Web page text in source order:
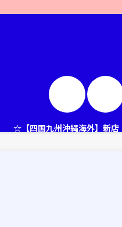
☆【四国九州沖縄海外】新店